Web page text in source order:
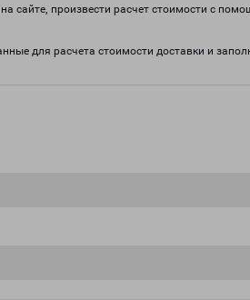
сайте, произвести расчет стоимости с
для расчета стоимости доставки и